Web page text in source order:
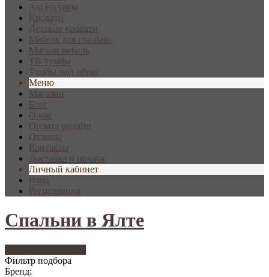
Аксессуары
Кровати
Детские кровати
Мебель для спальни
Мягкая мебель
ТВ-тумбы
Тумбы под обувь
Меню
Магазин
Блог
О нас
Оплата онлайн
Отзывы
Контакты
Доставка и оплата
Личный кабинет
Вход
Регистрация
Спальни в Ялте
Фильтр подбора
Бренд: